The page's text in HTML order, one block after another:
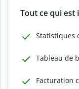
Tout ce qui est
Statistiques
Tableau de
Facturation